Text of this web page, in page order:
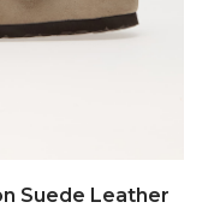
Suede Leather